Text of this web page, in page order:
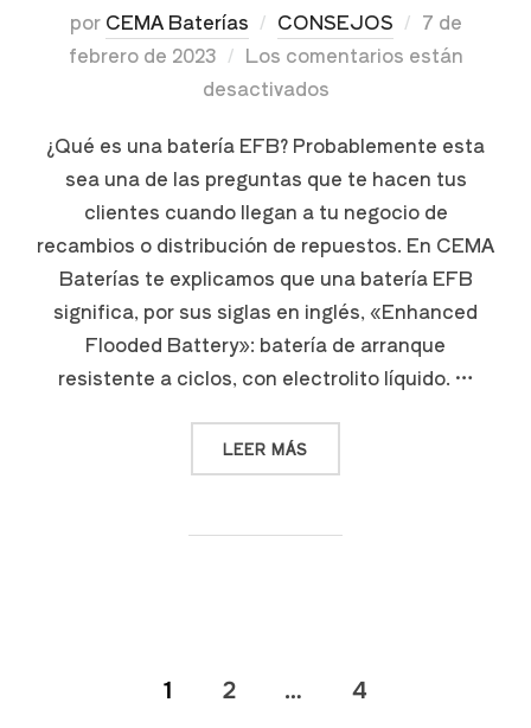
por CEMA Baterías CONSEJOS
7 de
febrero de 2023
Los comentarios están
desactivados
¿Qué es una batería EFB? Probablemente esta
sea una de las preguntas que te hacen tus
clientes cuando llegan a tu negocio de
recambios o distribución de repuestos. En CEMA
Baterías te explicamos que una batería EFB
significa, por sus siglas en inglés, «Enhanced
Flooded Battery»: batería de arranque
resistente a ciclos, con electrolito líquido. …
LEER MÁS
1 2 … 4